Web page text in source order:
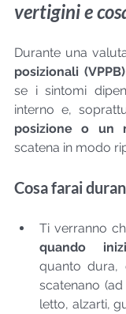
vertigini e
Durante una
posizionali (VPPB)
se i sintomi
posizione o un
scatena in modo
Cosa farai
quando
quanto dura,
scatenano
letto, alzarti,